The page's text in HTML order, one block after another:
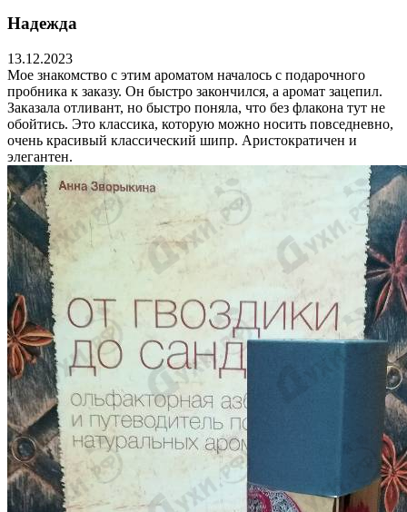
Надежда
13.12.2023
Мое знакомство с этим ароматом началось с подарочного
пробника к заказу. Он быстро закончился, а аромат зацепил.
Заказала отливант, но быстро поняла, что без флакона тут не
обойтись. Это классика, которую можно носить повседневно,
очень красивый классический шипр. Аристократичен и
элегантен.